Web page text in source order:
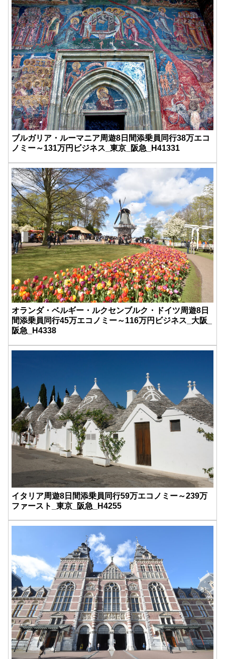
ブルガリア・ルーマニア周遊8日間添乗員同行38万エコ
ノミー～131万円ビジネス_東京_阪急_H41331
オランダ・ベルギー・ルクセンブルク・ドイツ周遊8日
間添乗員同行45万エコノミー～116万円ビジネス_大阪_
阪急_H4338
イタリア周遊8日間添乗員同行59万エコノミー～239万
ファースト_東京_阪急_H4255